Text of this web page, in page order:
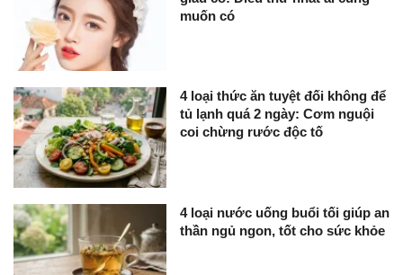
muốn có
4 loại thức ăn tuyệt đối không để
tủ lạnh quá 2 ngày: Cơm nguội
coi chừng rước độc tố
4 loại nước uống buổi tối giúp an
thần ngủ ngon, tốt cho sức khỏe